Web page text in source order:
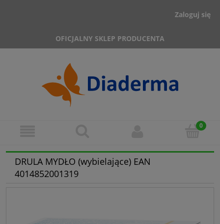
Zaloguj się
OFICJALNY SKLEP PRODUCENTA
DRULA MYDŁO (wybielające) EAN
4014852001319